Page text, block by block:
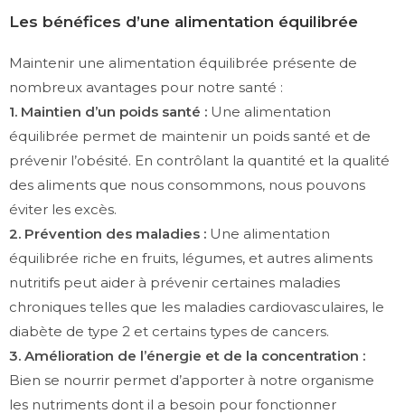
Les bénéfices d’une alimentation équilibrée
Maintenir une alimentation équilibrée présente de
nombreux avantages pour notre santé :
1. Maintien d’un poids santé : Une alimentation
équilibrée permet de maintenir un poids santé et de
prévenir l’obésité. En contrôlant la quantité et la qualité
des aliments que nous consommons, nous pouvons
éviter les excès.
2. Prévention des maladies : Une alimentation
équilibrée riche en fruits, légumes, et autres aliments
nutritifs peut aider à prévenir certaines maladies
chroniques telles que les maladies cardiovasculaires, le
diabète de type 2 et certains types de cancers.
3. Amélioration de l’énergie et de la concentration :
Bien se nourrir permet d’apporter à notre organisme
les nutriments dont il a besoin pour fonctionner